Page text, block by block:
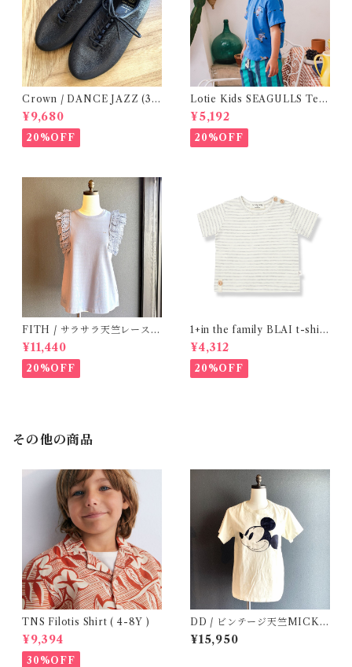
Crown / DANCE JAZZ (3:2
2cm / 6:24-24,5 ) Black
¥9,680
20%OFF
Lotie Kids SEAGULLS Tee
(12m- 8Y)
¥5,192
20%OFF
FITH / サラサラ天竺レースT
シャツ (BL) / 145・155
¥11,440
20%OFF
1+in the family BLAI t-shirt
(Grey)
¥4,312
20%OFF
その他の商品
TNS Filotis Shirt ( 4-8Y )
¥9,394
30%OFF
DD / ビンテージ天竺MICKE
YTee (1・2 )
¥15,950